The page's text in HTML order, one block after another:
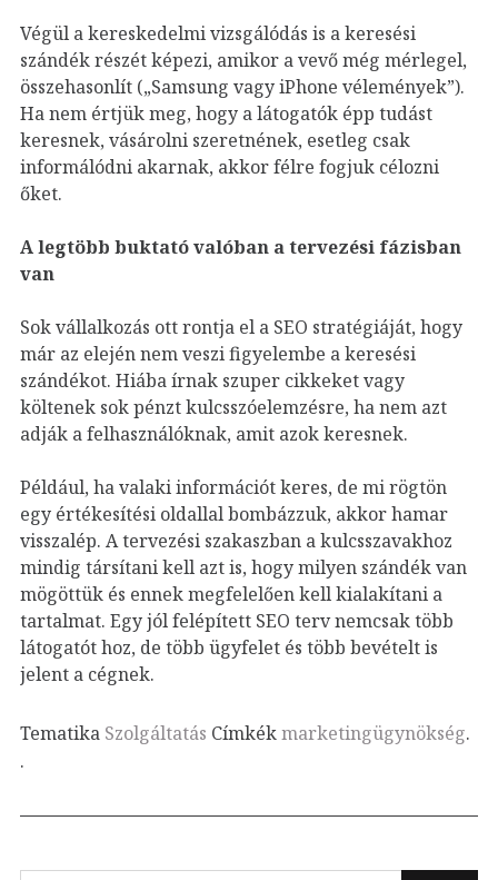
Végül a kereskedelmi vizsgálódás is a keresési
szándék részét képezi, amikor a vevő még mérlegel,
összehasonlít („Samsung vagy iPhone vélemények”).
Ha nem értjük meg, hogy a látogatók épp tudást
keresnek, vásárolni szeretnének, esetleg csak
informálódni akarnak, akkor félre fogjuk célozni
őket.
A legtöbb buktató valóban a tervezési fázisban
van
Sok vállalkozás ott rontja el a SEO stratégiáját, hogy
már az elején nem veszi figyelembe a keresési
szándékot. Hiába írnak szuper cikkeket vagy
költenek sok pénzt kulcsszóelemzésre, ha nem azt
adják a felhasználóknak, amit azok keresnek.
Például, ha valaki információt keres, de mi rögtön
egy értékesítési oldallal bombázzuk, akkor hamar
visszalép. A tervezési szakaszban a kulcsszavakhoz
mindig társítani kell azt is, hogy milyen szándék van
mögöttük és ennek megfelelően kell kialakítani a
tartalmat. Egy jól felépített SEO terv nemcsak több
látogatót hoz, de több ügyfelet és több bevételt is
jelent a cégnek.
Tematika Szolgáltatás Címkékmarketingügynökség.
.